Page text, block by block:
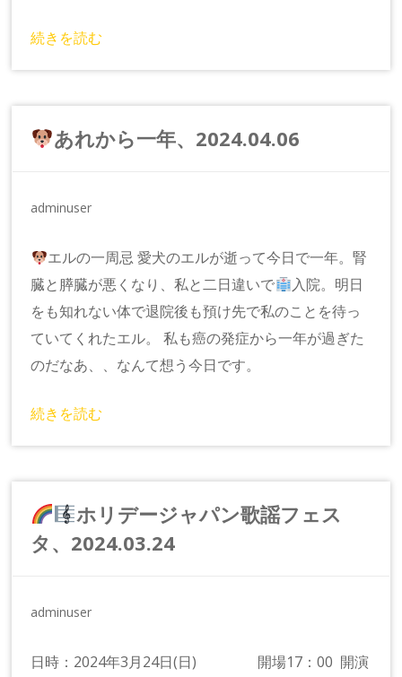
続きを読む
あれから一年、2024.04.06
adminuser
エルの一周忌 愛犬のエルが逝って今日で一年。腎
臓と膵臓が悪くなり、私と二日違いで
入院。明日
をも知れない体で退院後も預け先で私のことを待っ
ていてくれたエル。 私も癌の発症から一年が過ぎた
のだなあ、、なんて想う今日です。
続きを読む
ホリデージャパン歌謡フェス
タ、2024.03.24
adminuser
日時：2024年3月24日(日) 開場17：00 開演